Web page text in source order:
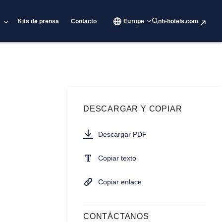
Kits de prensa Contacto Europe nh-hotels.com
DESCARGAR Y COPIAR
Descargar PDF
Copiar texto
Copiar enlace
CONTÁCTANOS